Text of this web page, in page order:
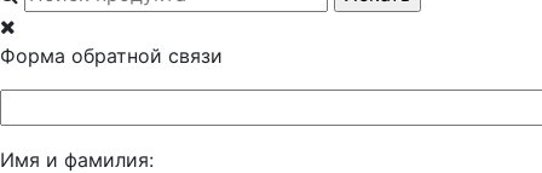
Форма обратной связи
Имя и фамилия: